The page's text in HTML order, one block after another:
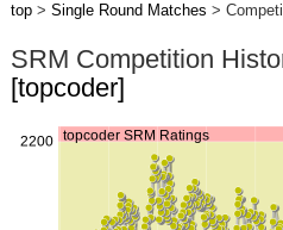
top> Single Round Matches >
SRM Competition
[topcoder]